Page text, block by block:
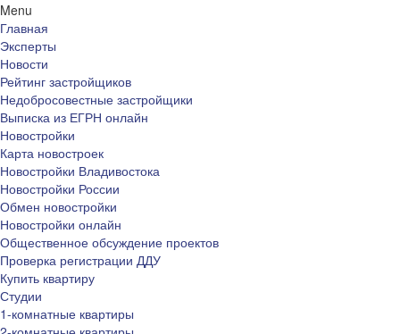
Menu
Главная
Эксперты
Новости
Рейтинг застройщиков
Недобросовестные застройщики
Выписка из ЕГРН онлайн
Новостройки
Карта новостроек
Новостройки Владивостока
Новостройки России
Обмен новостройки
Новостройки онлайн
Общественное обсуждение проектов
Проверка регистрации ДДУ
Купить квартиру
Студии
1-комнатные квартиры